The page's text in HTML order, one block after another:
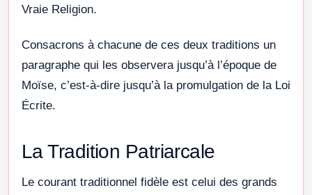
Vraie Religion.
Consacrons à chacune de ces deux traditions un
paragraphe qui les observera jusqu’à l’époque de
Moïse, c’est-à-dire jusqu’à la promulgation de la Loi
Écrite.
La Tradition Patriarcale
Le courant traditionnel fidèle est celui des grands